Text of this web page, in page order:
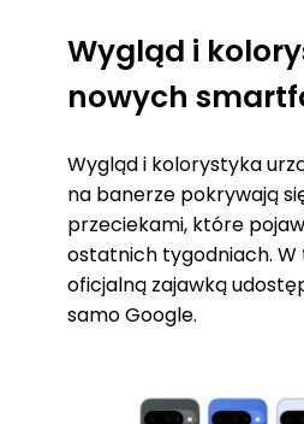
Wygląd i
nowych
Wygląd i kolorystyka
na banerze pokrywają
przeciekami, które
ostatnich tygodniach. W
oficjalną zajawką
samo Google.